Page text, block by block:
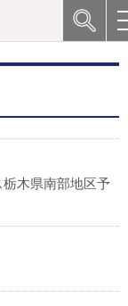
栃木県南部地区予